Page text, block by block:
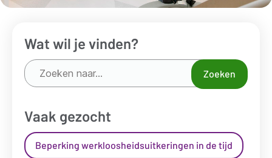
Wat wil je vinden?
Zoeken
naar...
Zoeken
Vaak gezocht
Beperking werkloosheidsuitkeringen in de tijd